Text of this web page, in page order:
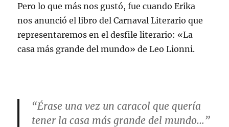
Pero lo que más nos gustó, fue cuando Erika
nos anunció el libro del Carnaval Literario que
representaremos en el desfile literario: «La
casa más grande del mundo» de Leo Lionni.
“Érase una vez un caracol que quería
tener la casa más grande del mundo…”